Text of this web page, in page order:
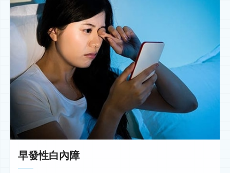
早發性白內障